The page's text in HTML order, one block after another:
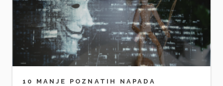
10 MANJE POZNATIH NAPADA